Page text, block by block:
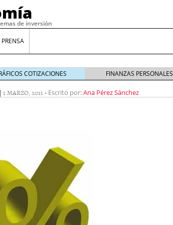
de inversión
¿Por qué el Préstamo Promotor privado
12 de diciembre de 2025
aprovechar esta opción para gestionar tus
de 2025
es una decisión financiera: cómo anticiparte
COTIZACIONES FINANZAS PERSONALES
| 1 MARZO, 2011 - Escrito por:Ana Pérez Sánchez